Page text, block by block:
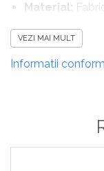
Material:
Versatilitate:
sau pentru a
VEZI MAI MULT
Informatii